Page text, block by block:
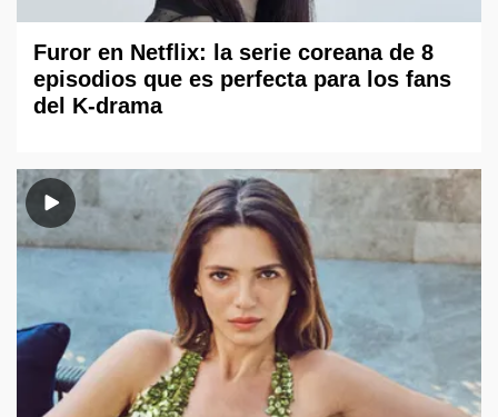
Furor en Netflix: la serie coreana de 8
episodios que es perfecta para los fans
del K-drama